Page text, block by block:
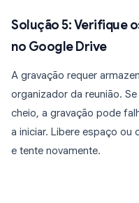
Solução 5: Verifique
no Google Drive
A gravação requer
organizador da reunião.
cheio, a gravação pode
a iniciar. Libere espaço ou
e tente novamente.